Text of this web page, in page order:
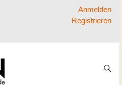
Anmelden
Registrieren